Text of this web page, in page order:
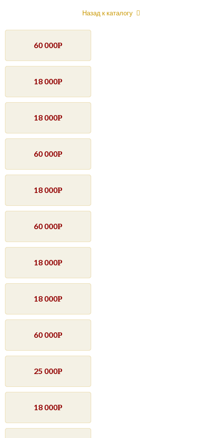
Назад к каталогу
60 000Р
18 000Р
18 000Р
60 000Р
18 000Р
60 000Р
18 000Р
18 000Р
60 000Р
25 000Р
18 000Р